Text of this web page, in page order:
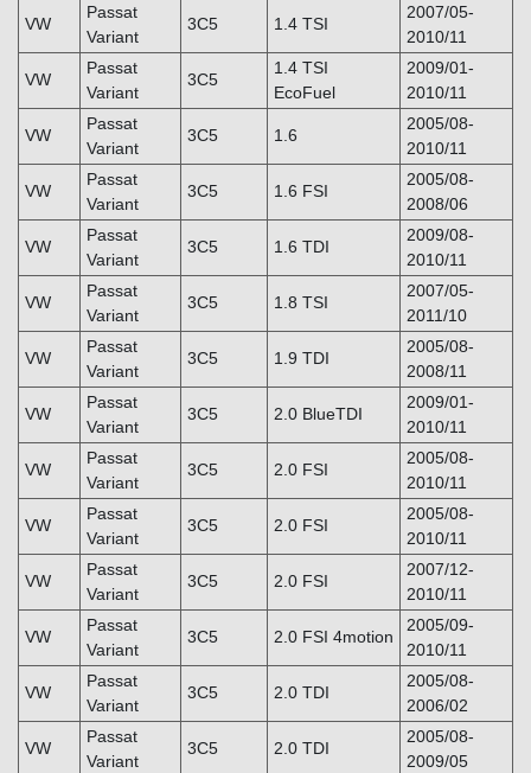
VW
Passat
Variant
3C5 1.4 TSI
2007/05-
2010/11
VW
Passat
Variant
3C5
1.4 TSI
EcoFuel
2009/01-
2010/11
VW
Passat
Variant
3C5 1.6
2005/08-
2010/11
VW
Passat
Variant
3C5 1.6 FSI
2005/08-
2008/06
VW
Passat
Variant
3C5 1.6 TDI
2009/08-
2010/11
VW
Passat
Variant
3C5 1.8 TSI
2007/05-
2011/10
VW
Passat
Variant
3C5 1.9 TDI
2005/08-
2008/11
VW
Passat
Variant
3C5 2.0 BlueTDI
2009/01-
2010/11
VW
Passat
Variant
3C5 2.0 FSI
2005/08-
2010/11
VW
Passat
Variant
3C5 2.0 FSI
2005/08-
2010/11
VW
Passat
Variant
3C5 2.0 FSI
2007/12-
2010/11
VW
Passat
Variant
3C5 2.0 FSI 4motion
2005/09-
2010/11
VW
Passat
Variant
3C5 2.0 TDI
2005/08-
2006/02
VW
Passat
Variant
3C5 2.0 TDI
2005/08-
2009/05